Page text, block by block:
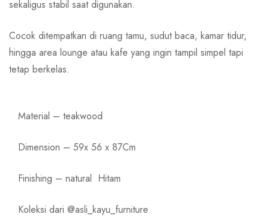
sekaligus stabil saat digunakan.
Cocok ditempatkan di ruang tamu, sudut baca, kamar tidur,
hingga area lounge atau kafe yang ingin tampil simpel tapi
tetap berkelas.
Material – teakwood
Dimension – 59x 56 x 87Cm
Finishing – natural Hitam
Koleksi dari @asli_kayu_furniture